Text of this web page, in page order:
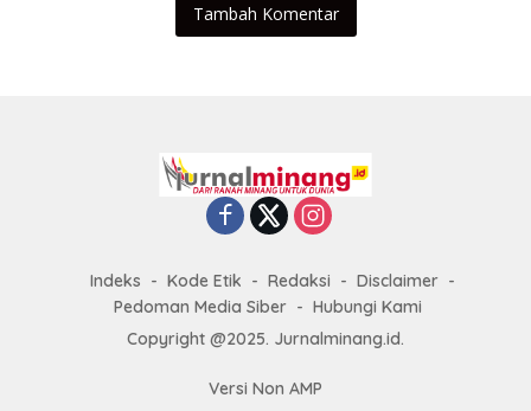
Tambah Komentar
Indeks Kode Etik Redaksi
Disclaimer
Pedoman Media Siber
Hubungi Kami
Copyright @2025. Jurnalminang.id.
Versi Non AMP